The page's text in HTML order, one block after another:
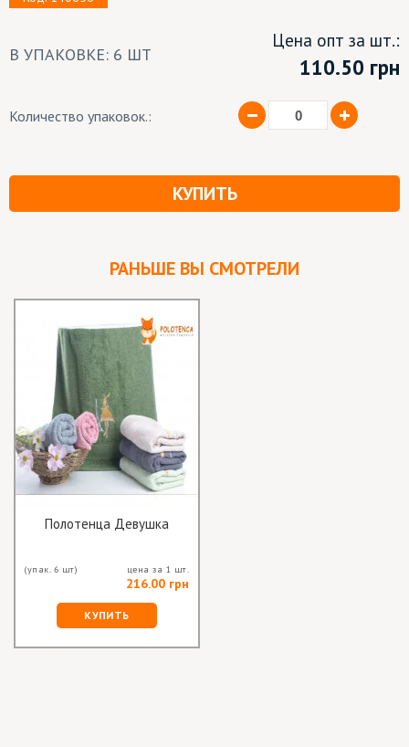
В УПАКОВКЕ: 6 ШТ
Цена опт за шт.:
110.50 грн
Количество упаковок.:
КУПИТЬ
РАНЬШЕ ВЫ СМОТРЕЛИ
Полотенца Девушка
(упак. 6 шт) цена за 1 шт.
216.00 грн
КУПИТЬ